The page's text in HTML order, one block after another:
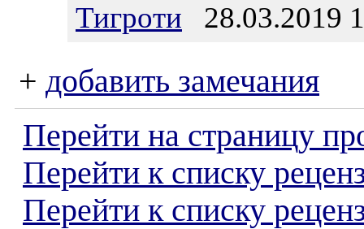
Тигроти 28.03.2019
+ добавить замечания
Перейти на страницу
Перейти к списку
Перейти к списку